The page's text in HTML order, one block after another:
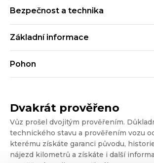
Bezpečnost a technika
Základní informace
Pohon
Dvakrát prověřeno
Vůz prošel dvojitým prověřením.
technického stavu a prověřením vozu
kterému získáte garanci původu,
nájezd kilometrů a získáte i další